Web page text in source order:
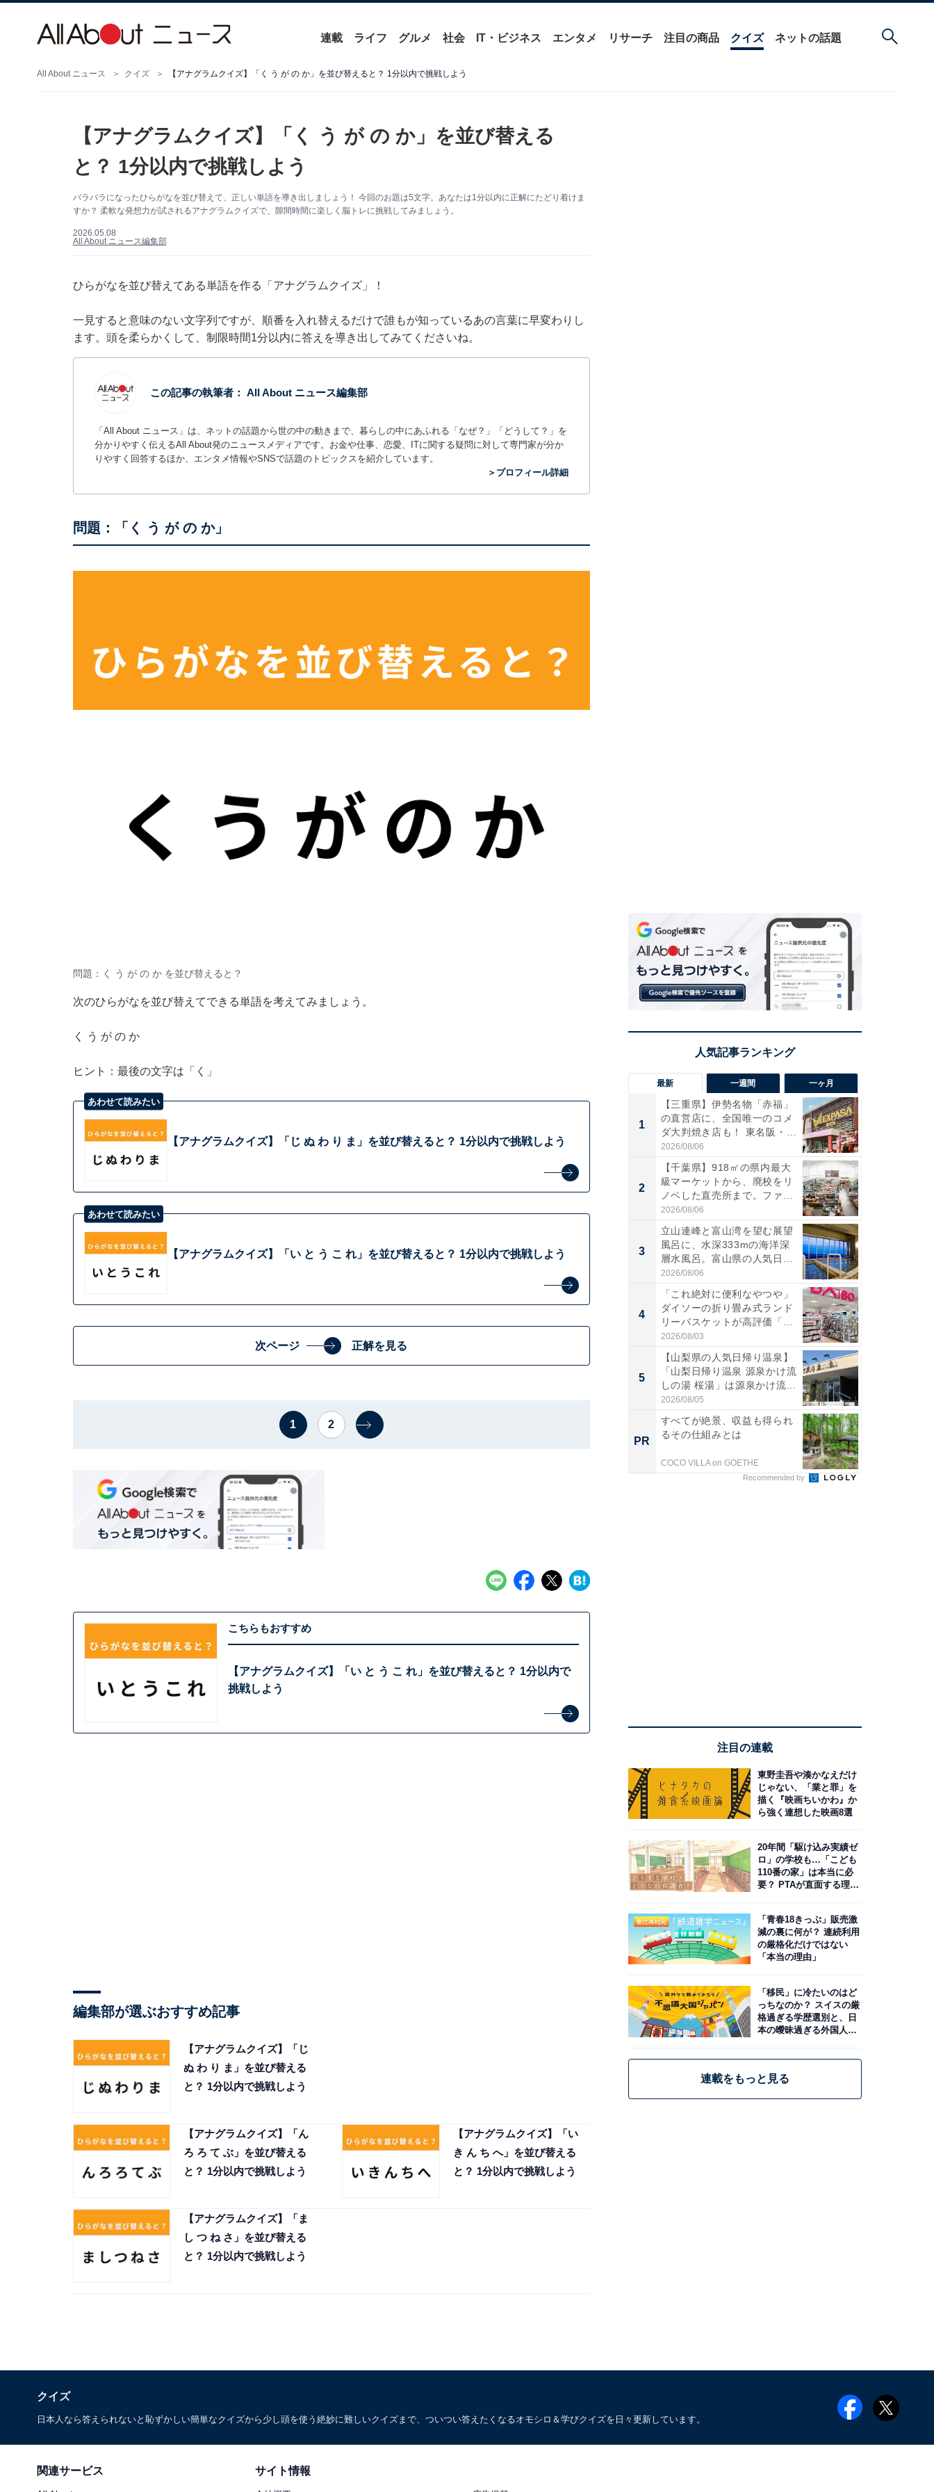
連載 ライフ グルメ 社会 IT・ビジネス エンタメ リサーチ 注目の商品 クイズ ネットの話題
All About ニュース クイズ 【アナグラムクイズ】「く う が の か」を並び替えると？ 1分以内で挑戦しよう
【アナグラムクイズ】「く う が の か」を並び替える
と？ 1分以内で挑戦しよう
バラバラになったひらがなを並び替えて、正しい単語を導き出しましょう！ 今回のお題は5文字。あなたは1分以内に正解にたどり着けま
すか？ 柔軟な発想力が試されるアナグラムクイズで、隙間時間に楽しく脳トレに挑戦してみましょう。
2026.05.08
All About ニュース編集部
ひらがなを並び替えてある単語を作る「アナグラムクイズ」！
一見すると意味のない文字列ですが、順番を入れ替えるだけで誰もが知っているあの言葉に早変わりし
ます。頭を柔らかくして、制限時間1分以内に答えを導き出してみてくださいね。
この記事の執筆者： All About ニュース編集部
「All About ニュース」は、ネットの話題から世の中の動きまで、暮らしの中にあふれる「なぜ？」「どうして？」を
分かりやすく伝えるAll About発のニュースメディアです。お金や仕事、恋愛、ITに関する疑問に対して専門家が分か
りやすく回答するほか、エンタメ情報やSNSで話題のトピックスを紹介しています。
＞プロフィール詳細
問題：「く う が の か」
問題：く う が の か を並び替えると？
次のひらがなを並び替えてできる単語を考えてみましょう。
く う が の か
ヒント：最後の文字は「く」
あわせて読みたい
【アナグラムクイズ】「じ ぬ わ り ま」を並び替えると？ 1分以内で挑戦しよう
あわせて読みたい
【アナグラムクイズ】「い と う こ れ」を並び替えると？ 1分以内で挑戦しよう
次ページ 正解を見る
1 2
こちらもおすすめ
【アナグラムクイズ】「い と う こ れ」を並び替えると？ 1分以内で
挑戦しよう
編集部が選ぶおすすめ記事
【アナグラムクイズ】「じ
ぬ わ り ま」を並び替える
と？ 1分以内で挑戦しよう
【アナグラムクイズ】「ん
ろ ろ て ぶ」を並び替える
と？ 1分以内で挑戦しよう
【アナグラムクイズ】「い
き ん ち へ」を並び替える
と？ 1分以内で挑戦しよう
【アナグラムクイズ】「ま
し つ ね さ」を並び替える
と？ 1分以内で挑戦しよう
最新 一週間 一ヶ月
1
【三重県】伊勢名物「赤福」
の直営店に、全国唯一のコメ
ダ大判焼き店も！ 東名阪・
伊...
2026/08/06
2
【千葉県】918㎡の県内最大
級マーケットから、廃校をリ
ノベした直売所まで。ファ
ー...
2026/08/06
3
立山連峰と富山湾を望む展望
風呂に、水深333mの海洋深
層水風呂。富山県の人気日
帰...
2026/08/06
4
「これ絶対に便利なやつや」
ダイソーの折り畳み式ランド
リーバスケットが高評価「使
わ...
2026/08/03
5
【山梨県の人気日帰り温泉】
「山梨日帰り温泉 源泉かけ流
しの湯 桜湯」は源泉かけ流...
2026/08/05
PR
すべてが絶景、収益も得られ
るその仕組みとは
COCO VILLA on GOETHE
Recommended by
注目の連載
東野圭吾や湊かなえだけ
じゃない、「業と罪」を
描く『映画ちいかわ』か
ら強く連想した映画8選
20年間「駆け込み実績ゼ
ロ」の学校も…「こども
110番の家」は本当に必
要？ PTAが直面する理想
「青春18きっぷ」販売激
減の裏に何が？ 連続利用
の厳格化だけではない
「本当の理由」
「移民」に冷たいのはど
っちなのか？ スイスの厳
格過ぎる学歴選別と、日
本の曖昧過ぎる外国人政
連載をもっと見る
クイズ
日本人なら答えられないと恥ずかしい簡単なクイズから少し頭を使う絶妙に難しいクイズまで、ついつい答えたくなるオモシロ＆学びクイズを日々更新しています。
関連サービス サイト情報